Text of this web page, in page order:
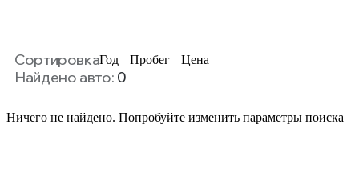
СортировкаГод Пробег Цена
Найдено авто: 0
Ничего не найдено. Попробуйте изменить параметры поиска